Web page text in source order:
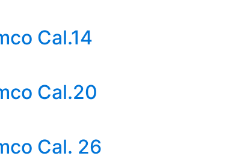
Cal.14
Cal.20
Cal. 26